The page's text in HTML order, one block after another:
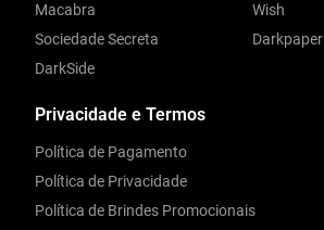
Privacidade e Termos
Política de Pagamento
Política de Privacidade
Política de Brindes Promocionais
Macabra
Sociedade Secreta
DarkSide
Wish
Darkpaper